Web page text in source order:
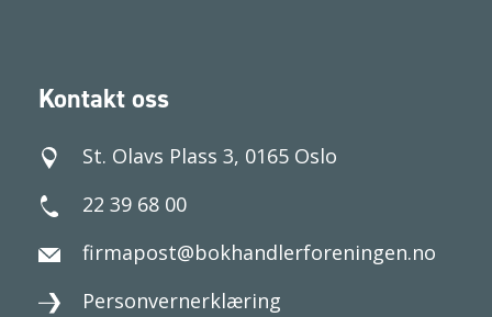
Kontakt oss
St. Olavs Plass 3, 0165 Oslo
22 39 68 00
firmapost@bokhandlerforeningen.no
Personvernerklæring